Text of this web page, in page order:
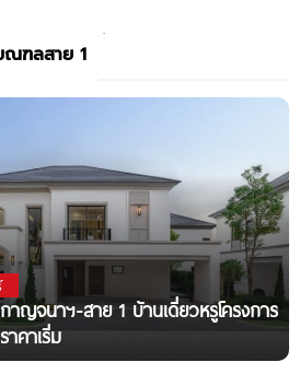
ณฑลสาย 1
าญจนาฯ-สาย 1 บ้านเดี่ยวหรูโครงการ
คาเริ่ม